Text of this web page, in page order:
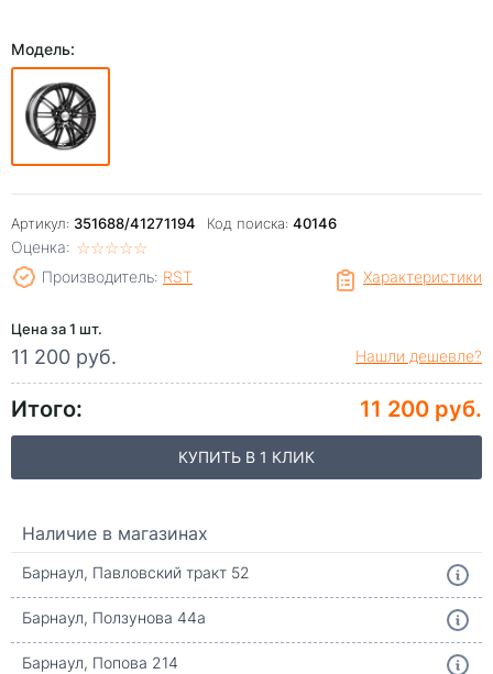
Модель:
Артикул: 351688/41271194 Код поиска: 40146
Оценка: ☆☆☆☆☆
★★★★★
Характеристики
Производитель: RST
Цена за 1 шт.
11 200 руб. Нашли дешевле?
Итого: 11 200 руб.
КУПИТЬ В 1 КЛИК
Наличие в магазинах
Барнаул, Павловский тракт 52
Барнаул, Ползунова 44а
Барнаул, Попова 214